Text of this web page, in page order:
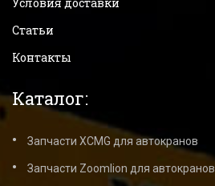
Статьи
Контакты
Каталог:
Запчасти XCMG для автокранов
Запчасти Zoomlion для автокранов